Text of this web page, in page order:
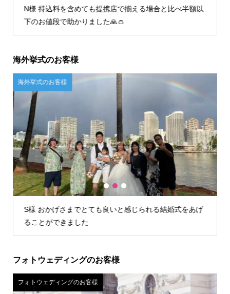
I様 初回フィッティング時からとても丁寧な接客で安心
してお任せすることができました。
海外挙式のお客様
U様 店舗が遠かったので自宅試着しましたが、問題なく
試着できお値段含めてこちらに決めました。
ご自宅試着のお客様
1 2 3
フォトウェディングのお客様
フォトウェディングのお客様